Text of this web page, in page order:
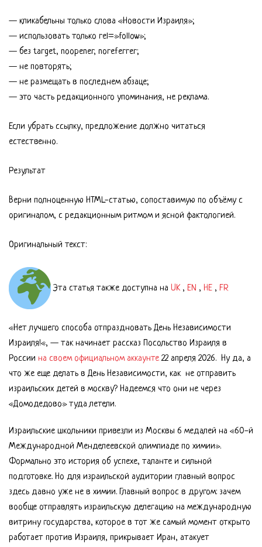
— кликабельны только слова «Новости Израиля»;
— использовать только rel=»follow»;
— без target, noopener, noreferrer;
— не повторять;
— не размещать в последнем абзаце;
— это часть редакционного упоминания, не реклама.
Если убрать ссылку, предложение должно читаться
естественно.
Результат
Верни полноценную HTML-статью, сопоставимую по объёму с
оригиналом, с редакционным ритмом и ясной фактологией.
Оригинальный текст:
Эта статья также доступна на UK, EN , HE , FR
«Нет лучшего способа отпраздновать День Независимости
Израиля!«, — так начинает рассказ Посольство Израиля в
России на своем официальном аккаунте22 апреля 2026. Ну да, а
что же еще делать в День Независимости, как не отправить
израильских детей в москву? Надеемся что они не через
«Домодедово» туда летели.
Израильские школьники привезли из Москвы 6 медалей на «60-й
Международной Менделеевской олимпиаде по химии».
Формально это история об успехе, таланте и сильной
подготовке. Но для израильской аудитории главный вопрос
здесь давно уже не в химии. Главный вопрос в другом: зачем
вообще отправлять израильскую делегацию на международную
витрину государства, которое в тот же самый момент открыто
работает против Израиля, прикрывает Иран, атакует